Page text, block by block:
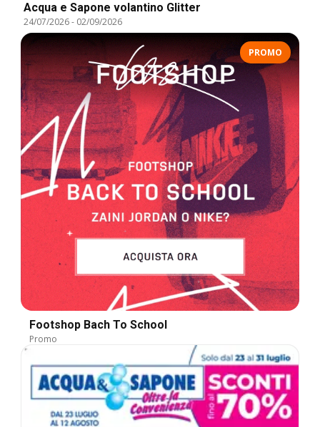
Acqua e Sapone volantino Glitter
24/07/2026- 02/09/2026
PROMO
Footshop Bach To School
Promo